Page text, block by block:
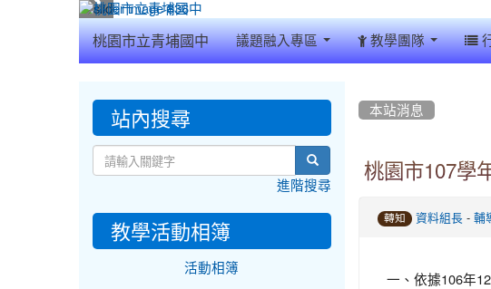
桃園市立青埔國中 議題融入專區 教學團隊
本站消息
桃園市107學
轉知 資料組長- 輔
一、依據106年
::: 站內搜尋
search
進階搜尋
教學活動相簿
活動相簿